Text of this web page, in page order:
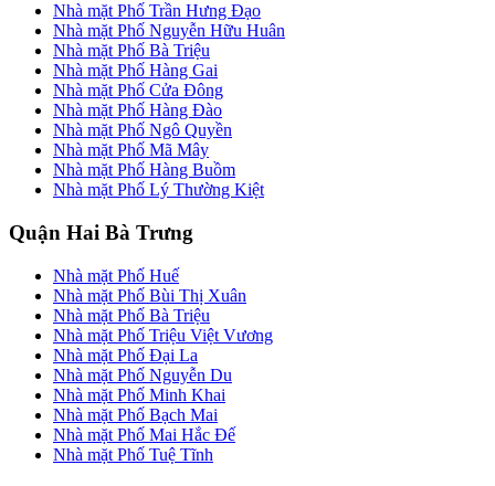
Nhà mặt Phố Trần Hưng Đạo
Nhà mặt Phố Nguyễn Hữu Huân
Nhà mặt Phố Bà Triệu
Nhà mặt Phố Hàng Gai
Nhà mặt Phố Cửa Đông
Nhà mặt Phố Hàng Đào
Nhà mặt Phố Ngô Quyền
Nhà mặt Phố Mã Mây
Nhà mặt Phố Hàng Buồm
Nhà mặt Phố Lý Thường Kiệt
Quận Hai Bà Trưng
Nhà mặt Phố Huế
Nhà mặt Phố Bùi Thị Xuân
Nhà mặt Phố Bà Triệu
Nhà mặt Phố Triệu Việt Vương
Nhà mặt Phố Đại La
Nhà mặt Phố Nguyễn Du
Nhà mặt Phố Minh Khai
Nhà mặt Phố Bạch Mai
Nhà mặt Phố Mai Hắc Đế
Nhà mặt Phố Tuệ Tĩnh